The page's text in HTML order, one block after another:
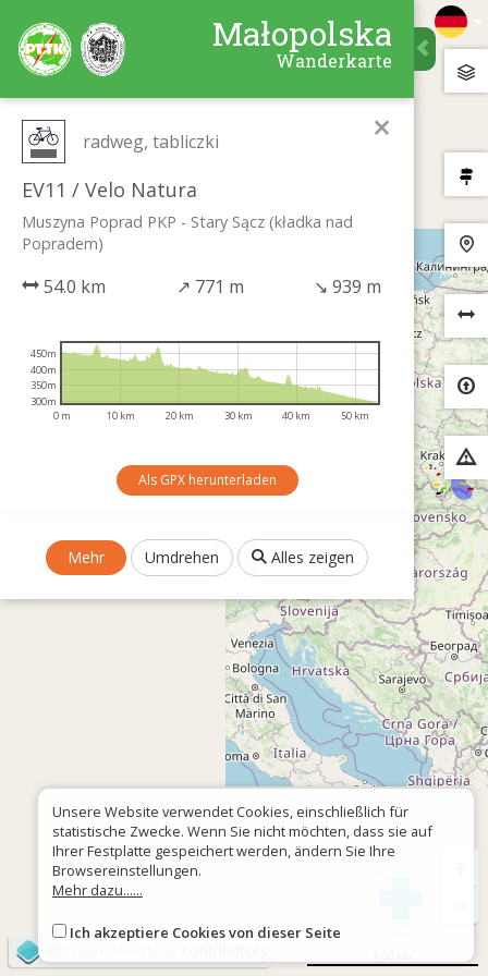
Małopolska
Wanderkarte
×
radweg, tabliczki
EV11 / Velo Natura
Muszyna Poprad PKP - Stary Sącz (kładka nad
Popradem)
54.0 km ↗ 771 m ↘ 939 m
0 m 10 km 20 km 30 km 40 km 50 km
300m
350m
400m
450m
Als GPX herunterladen
Mehr Umdrehen Alles zeigen
Unsere Website verwendet Cookies, einschließlich für
statistische Zwecke. Wenn Sie nicht möchten, dass sie auf
Ihrer Festplatte gespeichert werden, ändern Sie Ihre
Browsereinstellungen.
Mehr dazu......
Ich akzeptiere Cookies von dieser Seite